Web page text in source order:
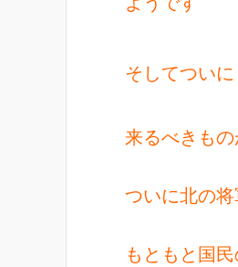
そしてついに
来るべきも
ついに北の
もともと国